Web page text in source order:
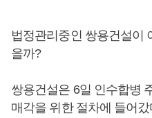
법정관리중인 쌍용건설이
을까?
쌍용건설은 6일 인수합병
매각을 위한 절차에 들어